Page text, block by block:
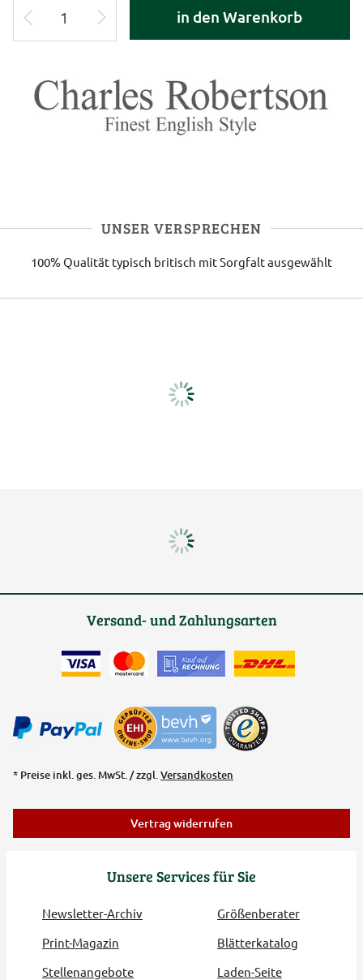
in den Warenkorb
UNSER VERSPRECHEN
100% Qualität typisch britisch mit Sorgfalt ausgewählt
Unsere Services für Sie
Newsletter-Archiv
Größenberater
Print-Magazin
Blätterkatalog
Stellenangebote
Laden-Seite
Versand- und Zahlungsarten
* Preise inkl. ges. MwSt. / zzgl.Versandkosten
Vertrag widerrufen